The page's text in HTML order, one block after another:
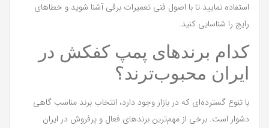
استفاده نمایید تا با اصول فنی تعمیرات برقی آشنا شوید و خطاهای
رایج را شناسایی کنید.
کدام برندهای پمپ کفکش در
ایران محبوب‌ترند؟
با تنوع گسترده‌ای که در بازار وجود دارد، انتخاب برند مناسب گاهی
دشوار است. برخی از مهم‌ترین برندهای فعال و پرفروش در ایران